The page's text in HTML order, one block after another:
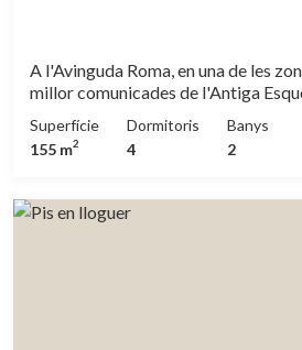
A l'Avinguda Roma, en una de les
millor comunicades de l'Antiga
ideal per a aquells qui busquen
excel·lent qualitat de vida al centre
desconnectades, una distribució
al màxim cada espai. És una opció
Superfície
155 m2
Dormitoris
4
Banys
2